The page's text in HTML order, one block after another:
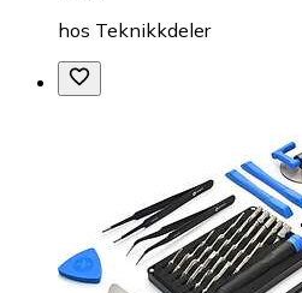
hos Teknikkdeler